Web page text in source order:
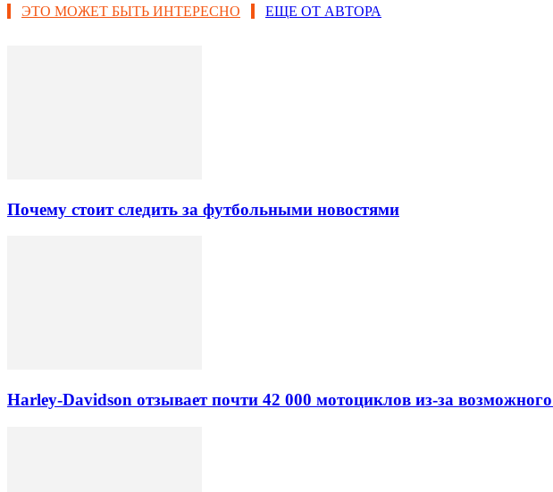
ЭТО МОЖЕТ БЫТЬ ИНТЕРЕСНО
ЕЩЕ ОТ АВТОРА
Почему стоит следить за футбольными новостями
Harley-Davidson отзывает почти 42 000 мотоциклов из-за